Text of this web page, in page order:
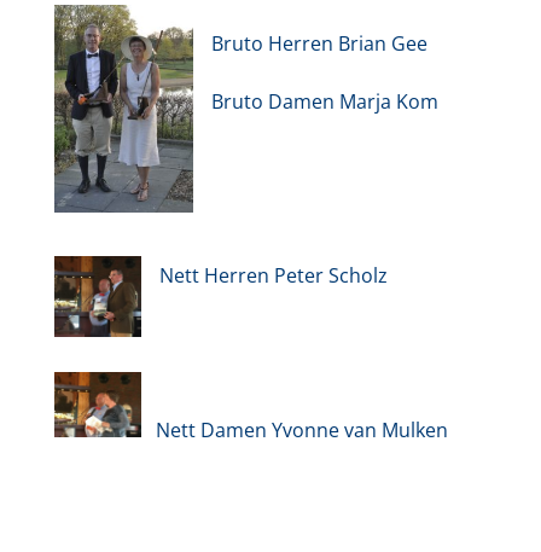
Bruto Herren Brian Gee
Bruto Damen Marja Kom
Nett Herren Peter Scholz
Nett Damen Yvonne van Mulken